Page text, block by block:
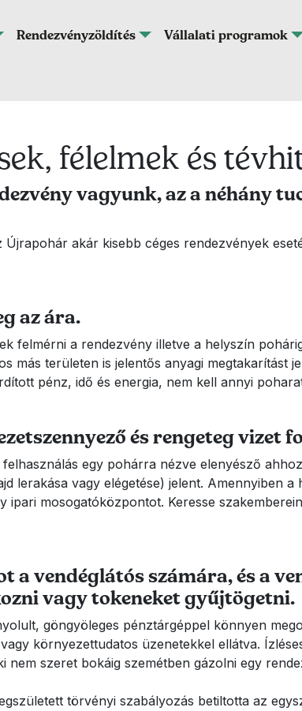
Rendezvényzöldítés Vállalati programok
félelmek és
vagyunk, az a néhány
Újrapohár akár kisebb céges rendezvények
az ára.
felmérni a rendezvény illetve a helyszín
más területen is jelentős anyagi megtakarítást
pénz, idő és energia, nem kell annyi
és rengeteg vizet
egy pohárra nézve elenyésző
lerakása vagy elégetése) jelent. Amennyiben
ipari mosogatóközpontot. Keresse
a vendéglátós számára, és a
vagy tokeneket gyűjtögetni.
göngyöleges pénztárgéppel könnyen
környezettudatos üzenetekkel ellátva.
nem szeret bokáig szemétben gázolni egy
törvényi szabályozás betiltotta az